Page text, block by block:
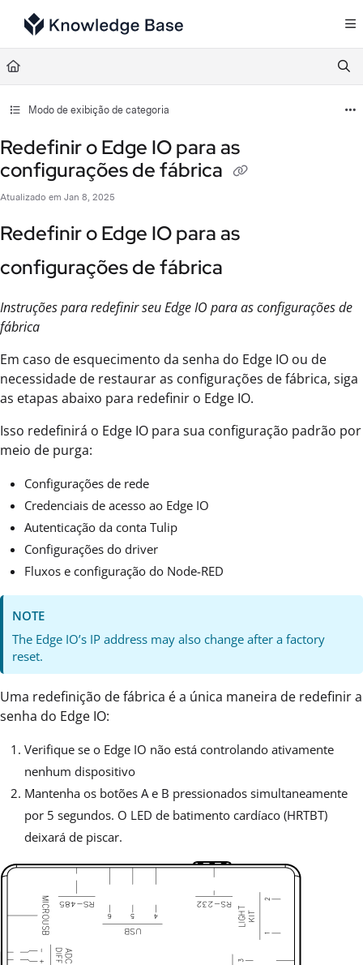
Documentation Index
Fetch the complete documentation index at:
Use this file to discover all available pages before exploring further.
Modo de exibição de categoria
Redefinir o Edge IO para as
configurações de fábrica
Atualizado em Jan 8, 2025
Redefinir o Edge IO para as
configurações de fábrica
Instruções para redefinir seu Edge IO para as configurações de
fábrica
Em caso de esquecimento da senha do Edge IO ou de
necessidade de restaurar as configurações de fábrica, siga
as etapas abaixo para redefinir o Edge IO.
Isso redefinirá o Edge IO para sua configuração padrão por
meio de purga:
Configurações de rede
Credenciais de acesso ao Edge IO
Autenticação da conta Tulip
Configurações do driver
Fluxos e configuração do Node-RED
NOTE
The Edge IO’s IP address may also change after a factory
reset.
Uma redefinição de fábrica é a única maneira de redefinir a
senha do Edge IO:
Verifique se o Edge IO não está controlando ativamente
nenhum dispositivo
Mantenha os botões A e B pressionados simultaneamente
por 5 segundos. O LED de batimento cardíaco (HRTBT)
deixará de piscar.